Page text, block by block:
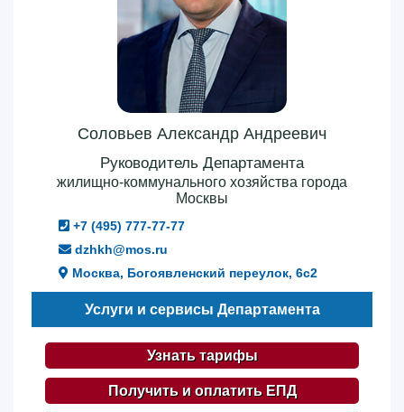
Соловьев Александр Андреевич
Руководитель Департамента
жилищно-коммунального хозяйства города
Москвы
+7 (495) 777-77-77
dzhkh@mos.ru
Москва, Богоявленский переулок, 6с2
Услуги и сервисы Департамента
Узнать тарифы
Получить и оплатить ЕПД